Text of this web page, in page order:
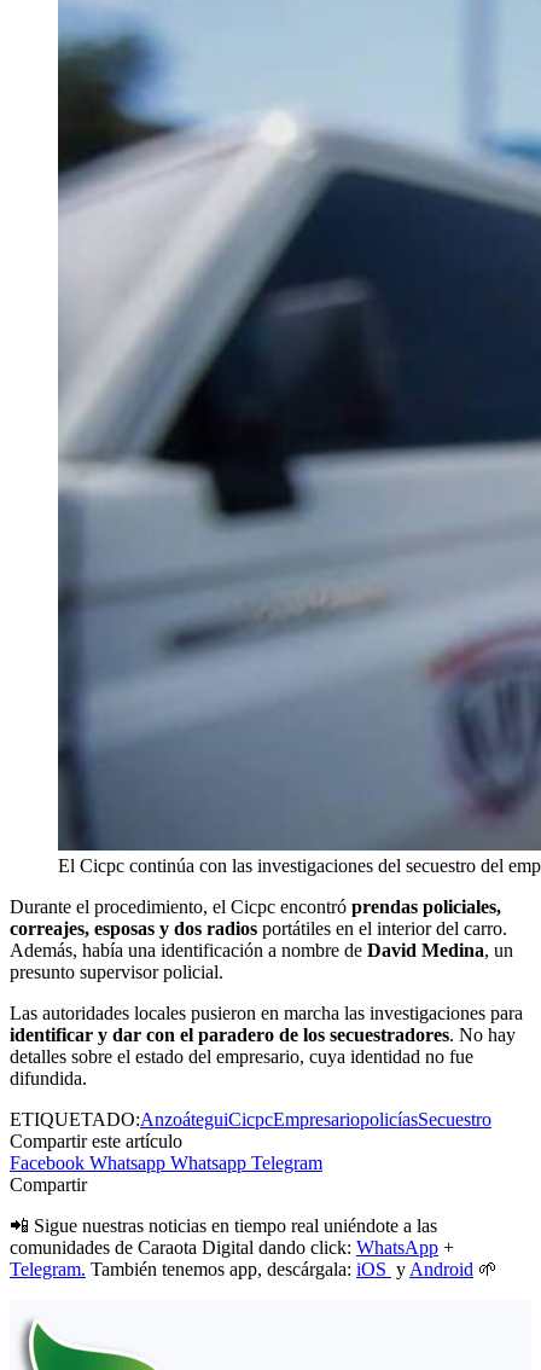
El Cicpc continúa con las investigaciones del secuestro del
Durante el procedimiento, el Cicpc encontró prendas policiales,
correajes, esposas y dos radios portátiles en el interior del carro.
Además, había una identificación a nombre de David Medina, un
presunto supervisor policial.
Las autoridades locales pusieron en marcha las investigaciones para
identificar y dar con el paradero de los secuestradores. No hay
detalles sobre el estado del empresario, cuya identidad no fue
difundida.
ETIQUETADO:AnzoáteguiCicpcEmpresariopolicíasSecuestro
Compartir este artículo
Facebook Whatsapp Whatsapp Telegram
Compartir
📲 Sigue nuestras noticias en tiempo real uniéndote a las
comunidades de Caraota Digital dando click: WhatsApp +
Telegram. También tenemos app, descárgala: iOS y Android 🌱